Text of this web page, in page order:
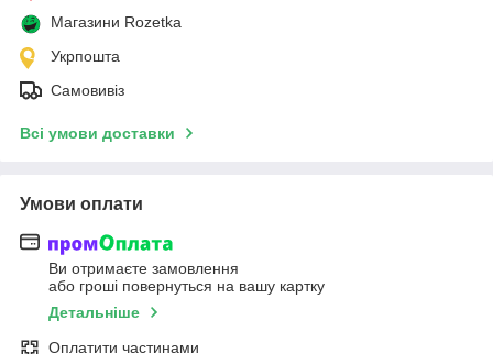
Магазини Rozetka
Укрпошта
Самовивіз
Всі умови доставки
Умови оплати
Ви отримаєте замовлення
або гроші повернуться на вашу картку
Детальніше
Оплатити частинами